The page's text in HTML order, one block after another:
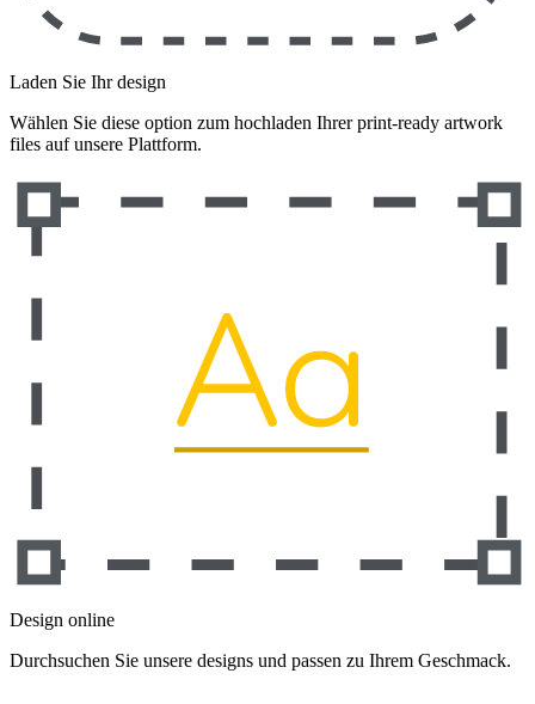
Laden Sie Ihr design
Wählen Sie diese option zum hochladen Ihrer print-ready artwork
files auf unsere Plattform.
Design online
Durchsuchen Sie unsere designs und passen zu Ihrem Geschmack.